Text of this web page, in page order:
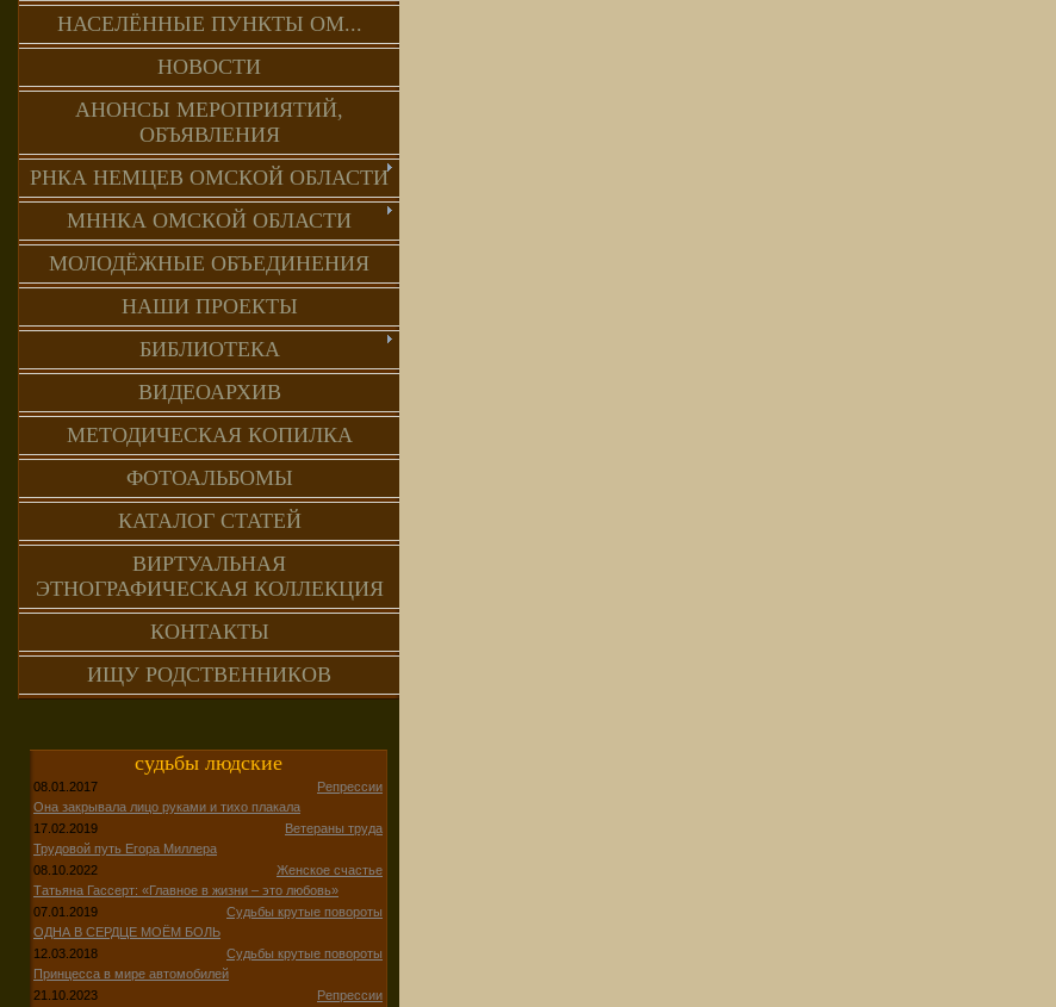
НАСЕЛЁННЫЕ ПУНКТЫ ОМ...
НОВОСТИ
АНОНСЫ МЕРОПРИЯТИЙ,
ОБЪЯВЛЕНИЯ
РНКА НЕМЦЕВ ОМСКОЙ ОБЛАСТИ
МННКА ОМСКОЙ ОБЛАСТИ
МОЛОДЁЖНЫЕ ОБЪЕДИНЕНИЯ
НАШИ ПРОЕКТЫ
БИБЛИОТЕКА
ВИДЕОАРХИВ
МЕТОДИЧЕСКАЯ КОПИЛКА
ФОТОАЛЬБОМЫ
КАТАЛОГ СТАТЕЙ
ВИРТУАЛЬНАЯ
ЭТНОГРАФИЧЕСКАЯ КОЛЛЕКЦИЯ
КОНТАКТЫ
ИЩУ РОДСТВЕННИКОВ
судьбы людские
08.01.2017
Репрессии
Она закрывала лицо руками и тихо плакала
17.02.2019
Ветераны труда
Трудовой путь Егора Миллера
08.10.2022
Женское счастье
Татьяна Гассерт: «Главное в жизни – это любовь»
07.01.2019
Судьбы крутые повороты
ОДНА В СЕРДЦЕ МОЁМ БОЛЬ
12.03.2018
Судьбы крутые повороты
Принцесса в мире автомобилей
21.10.2023
Репрессии